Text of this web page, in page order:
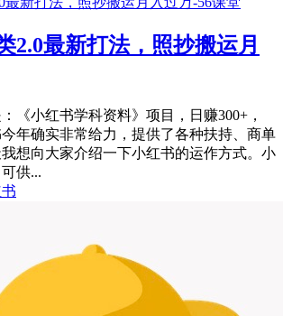
2.0最新打法，照抄搬运月
《小红书学科资料》项目，日赚300+，
年确实非常给力，提供了各种扶持、商单
想向大家介绍一下小红书的运作方式。小
供...